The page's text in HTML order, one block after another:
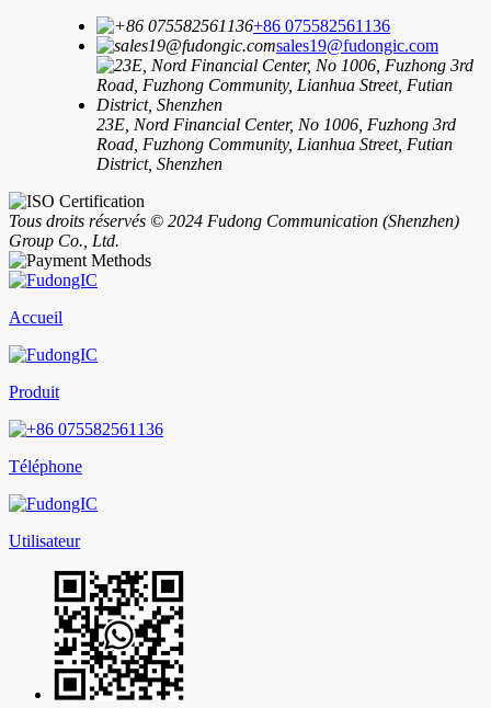
+86 075582561136
sales19@fudongic.com
23E, Nord Financial Center, No 1006, Fuzhong 3rd
Road, Fuzhong Community, Lianhua Street, Futian
District, Shenzhen
Tous droits réservés © 2024 Fudong Communication (Shenzhen)
Group Co., Ltd.
Accueil
Produit
Téléphone
Utilisateur